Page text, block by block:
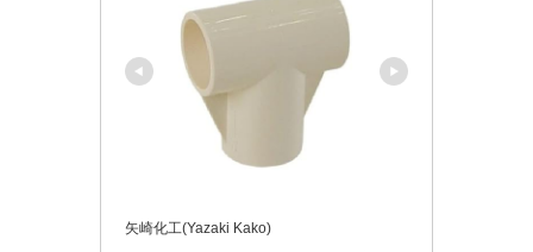
矢崎化工(Yazaki Kako)